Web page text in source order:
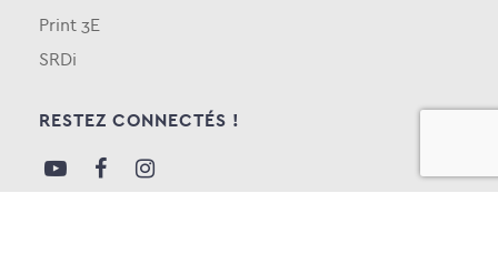
Print 3E
SRDi
RESTEZ CONNECTÉS !